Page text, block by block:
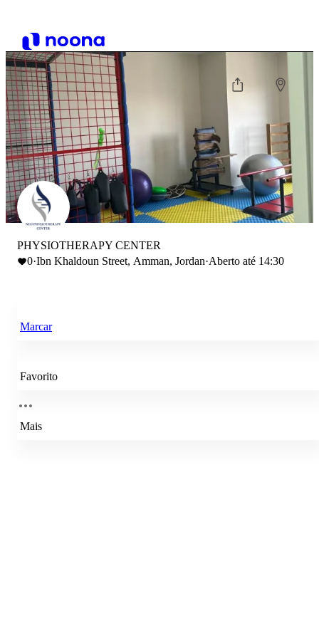
PHYSIOTHERAPY CENTER
0·Ibn Khaldoun Street, Amman, Jordan·Aberto até 14:30
Marcar
Favorito
Mais